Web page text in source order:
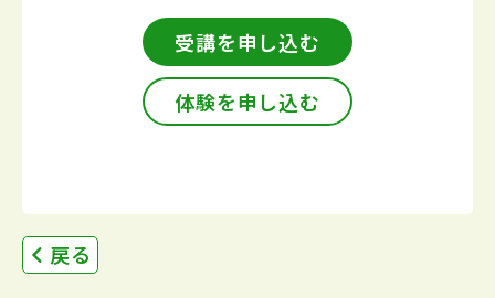
受講を申し込む
体験を申し込む
戻る